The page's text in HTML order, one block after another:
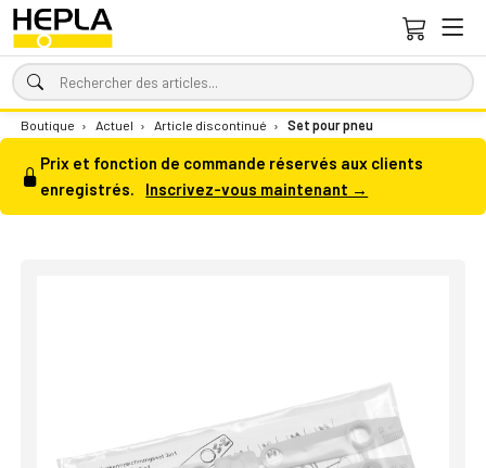
Boutique › Actuel › Article discontinué › Set pour pneu
Prix et fonction de commande réservés aux clients
enregistrés.
Inscrivez-vous maintenant →